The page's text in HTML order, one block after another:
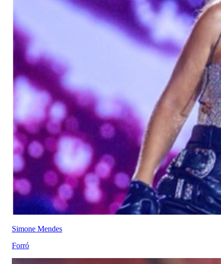
Simone Mendes
Forró